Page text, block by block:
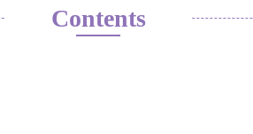
Contents